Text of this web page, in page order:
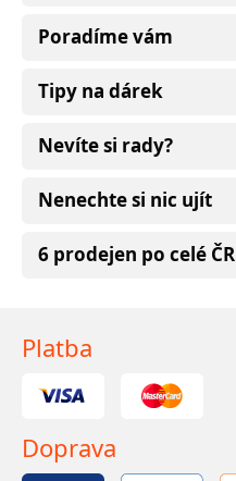
Poradíme vám
Tipy na dárek
Nevíte si rady?
Nenechte si nic ujít
6 prodejen po celé ČR
Platba
Doprava